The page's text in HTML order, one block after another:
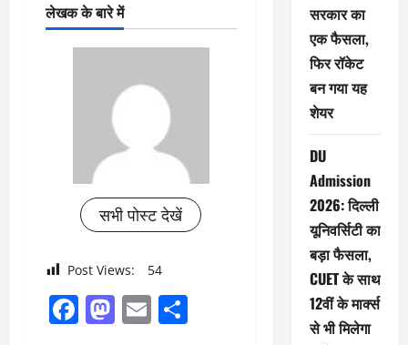
लेखक के बारे में
सभी पोस्ट देखें
Post Views: 54
Facebook
Mastodon
Email
सरकार का
एक फैसला,
फिर रॉकेट
बन गया यह
शेयर
DU
Admission
2026: दिल्ली
यूनिवर्सिटी का
बड़ा फैसला,
CUET के साथ
12वीं के मार्क्स
से भी मिलेगा